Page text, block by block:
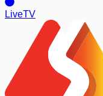
LiveTV